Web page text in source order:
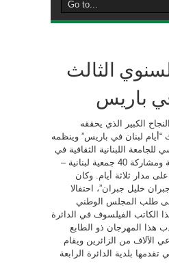
الثالث
في باريس
الكبير الذي يحققه
“أيام لبنان في باريس” وينظمه
اللبنانية الثقافية في
العالم بمؤازرة 20 جمعية ومشاركة 40 جمعية لبنانية –
فرنسية منذ العام 2015 على مدار ثلاثة أيام. وكان
خليل جبران”، احتفالا
طلب المجلس الوطني
الكاتب الفيلسوف في الدائرة
هذا المهرجان ذو الطابع
الآلاف من الزائرين ويقام
تقدمها بلدية الدائرة الرابعة